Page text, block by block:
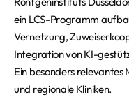
ein LCS-Programm
Vernetzung,
Integration von KI-
Ein besonders relevantes
und regionale Kliniken.